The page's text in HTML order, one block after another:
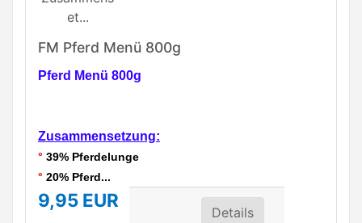
FM Pferd Menü 800g
Pferd Menü 800g
Zusammensetzung:
° 39% Pferdelunge
° 20% Pferd...
9,95 EUR
Details